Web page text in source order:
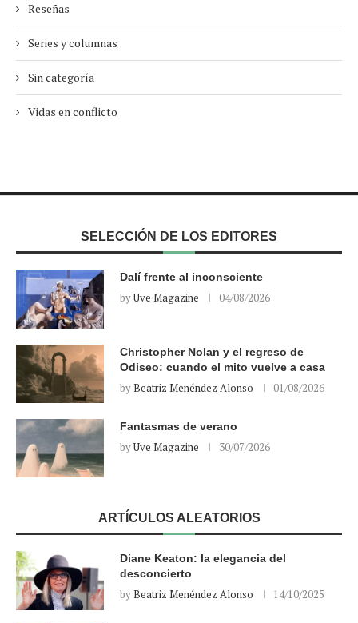
Reseñas
Series y columnas
Sin categoría
Vidas en conflicto
SELECCIÓN DE LOS EDITORES
Dalí frente al inconsciente
byUve Magazine 04/08/2026
Christopher Nolan y el regreso de
Odiseo: cuando el mito vuelve a casa
byBeatriz Menéndez Alonso 01/08/2026
Fantasmas de verano
byUve Magazine 30/07/2026
ARTÍCULOS ALEATORIOS
Diane Keaton: la elegancia del
desconcierto
byBeatriz Menéndez Alonso 14/10/2025